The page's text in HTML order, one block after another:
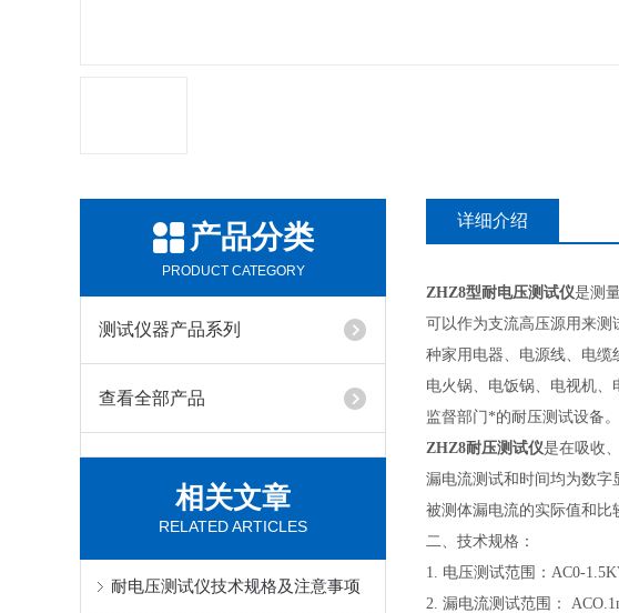
产品分类
PRODUCT CATEGORY
测试仪器产品系列
查看全部产品
相关文章
RELATED ARTICLES
耐电压测试仪技术规格及注意事项
详细介绍
ZHZ8型耐电压测试仪是测
可以作为支流高压源用来测
种家用电器、电源线、电缆
电火锅、电饭锅、电视机
监督部门*的耐压测试设备。
ZHZ8耐压测试仪是在吸收
漏电流测试和时间均为数
被测体漏电流的实际值和比
二、技术规格：
1. 电压测试范围：AC0-
2. 漏电流测试范围：